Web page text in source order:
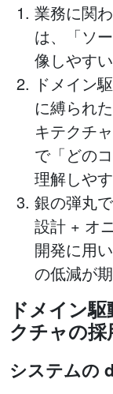
業務に関
は、「ソ
像しやす
ドメイン
に縛られ
キテクチ
で「どの
理解しや
銀の弾丸
設計 + オ
開発に用
の低減が
ドメイン
クチャの
システムの